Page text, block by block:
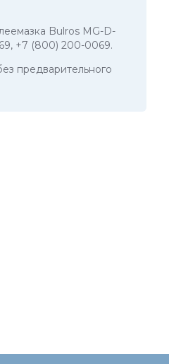
Bulros MG-D-
, +7 (800) 200-0069.
предварительного